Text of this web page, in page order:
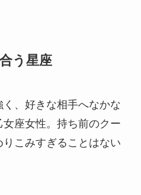
う星座
、好きな相手へなかな
座女性。持ち前のクー
こみすぎることはない